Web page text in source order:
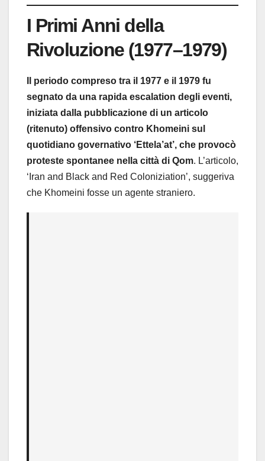
I Primi Anni della
Rivoluzione (1977–1979)
Il periodo compreso tra il 1977 e il 1979 fu
segnato da una rapida escalation degli eventi,
iniziata dalla pubblicazione di un articolo
(ritenuto) offensivo contro Khomeini sul
quotidiano governativo ‘Ettela’at’, che provocò
proteste spontanee nella città di Qom. L’articolo,
‘Iran and Black and Red Coloniziation’, suggeriva
che Khomeini fosse un agente straniero.